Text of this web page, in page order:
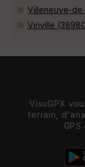
Villeneuve-
Viriville
VisuGPX
terrain,